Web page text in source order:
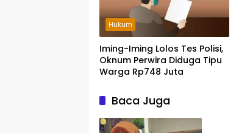
Hukum
Iming-Iming Lolos Tes Polisi,
Oknum Perwira Diduga Tipu
Warga Rp748 Juta
Baca Juga